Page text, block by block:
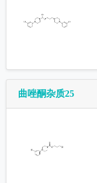
曲唑酮杂质25